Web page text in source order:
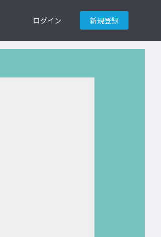
ログイン 新規登録